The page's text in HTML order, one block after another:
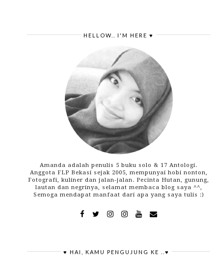
HELLOW.. I'M HERE ♥
Amanda adalah penulis 5 buku solo & 17 Antologi.
Anggota FLP Bekasi sejak 2005, mempunyai hobi nonton,
Fotografi, kuliner dan jalan-jalan. Pecinta Hutan, gunung,
lautan dan negrinya, selamat membaca blog saya ^^,
Semoga mendapat manfaat dari apa yang saya tulis :)
♥ HAI, KAMU PENGUJUNG KE ..♥